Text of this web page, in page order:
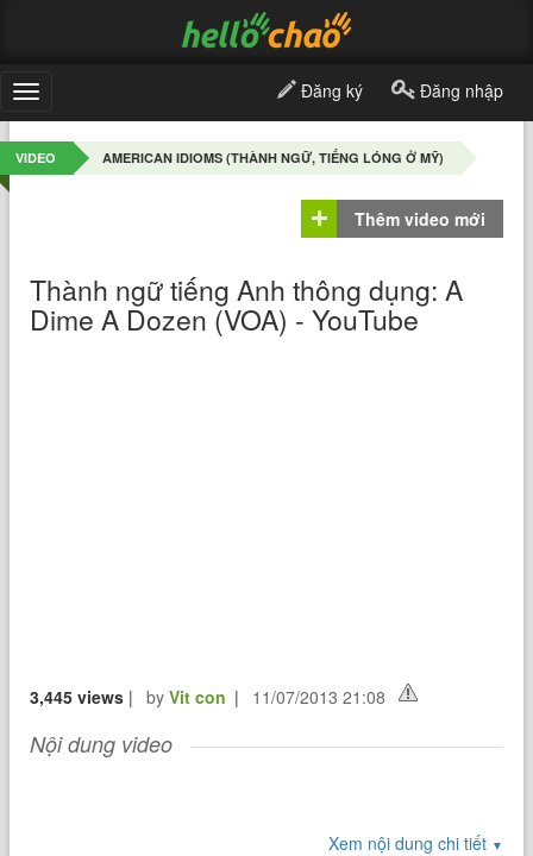
Toggle
navigation
Đăng ký Đăng nhập
VIDEO AMERICAN IDIOMS (THÀNH NGỮ, TIẾNG LÓNG Ở MỸ)
Thêm video mới
Thành ngữ tiếng Anh thông dụng: A
Dime A Dozen (VOA) - YouTube
3,445 views | byVit con | 11/07/2013 21:08
Nội dung video
Xem nội dung chi tiết ▼